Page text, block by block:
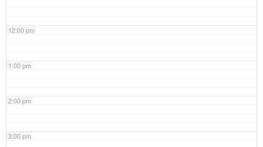
12:00 pm
1:00 pm
2:00 pm
3:00 pm